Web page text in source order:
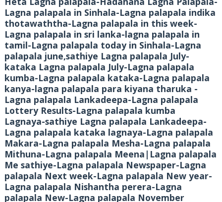
Lagna palapala in Sinhala-Lagna palapala indika
thotawaththa-Lagna palapala in this week-
Lagna palapala in sri lanka-lagna palapala in
tamil-Lagna palapala today in Sinhala-Lagna
palapala june,sathiye Lagna palapala July-
kataka Lagna palapala July-Lagna palapala
kumba-Lagna palapala kataka-Lagna palapala
kanya-lagna palapala para kiyana tharuka -
Lagna palapala Lankadeepa-Lagna palapala
Lottery Results-Lagna palapala kumba
Lagnaya-sathiye Lagna palapala Lankadeepa-
Lagna palapala kataka lagnaya-Lagna palapala
Makara-Lagna palapala Mesha-Lagna palapala
Mithuna-Lagna palapala Meena|Lagna palapala
Me sathiye-Lagna palapala Newspaper-Lagna
palapala Next week-Lagna palapala New year-
Lagna palapala Nishantha perera-Lagna
palapala New-Lagna palapala November